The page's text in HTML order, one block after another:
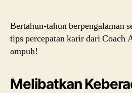
Bertahun-tahun berpengalaman
tips percepatan karir dari Coach
ampuh!
Melibatkan